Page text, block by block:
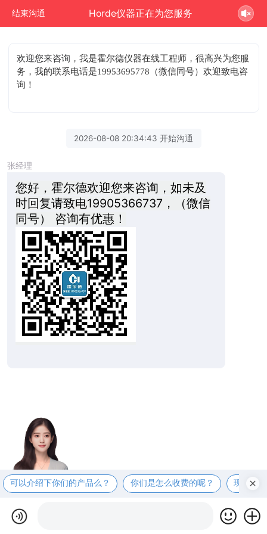
结束沟通 Horde仪器正在为您服务
欢迎您来咨询 ，我是霍尔德仪器在线工程师，很高兴为您服
务，我的联系电话是19953695778（微信同号）欢迎致电咨
询！
2026-08-08 20:34:43 开始沟通
张经理
您好，霍尔德欢迎您来咨询，如未及
时回复请致电19905366737，（微信
同号） 咨询有优惠！
可以介绍下你们的产品么？ 你们是怎么收费的呢？ 现在有